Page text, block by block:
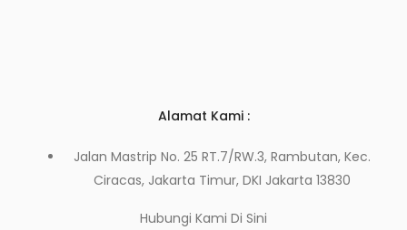
Alamat Kami :
Jalan Mastrip No. 25 RT.7/RW.3, Rambutan, Kec.
Ciracas, Jakarta Timur, DKI Jakarta 13830
Hubungi Kami Di Sini